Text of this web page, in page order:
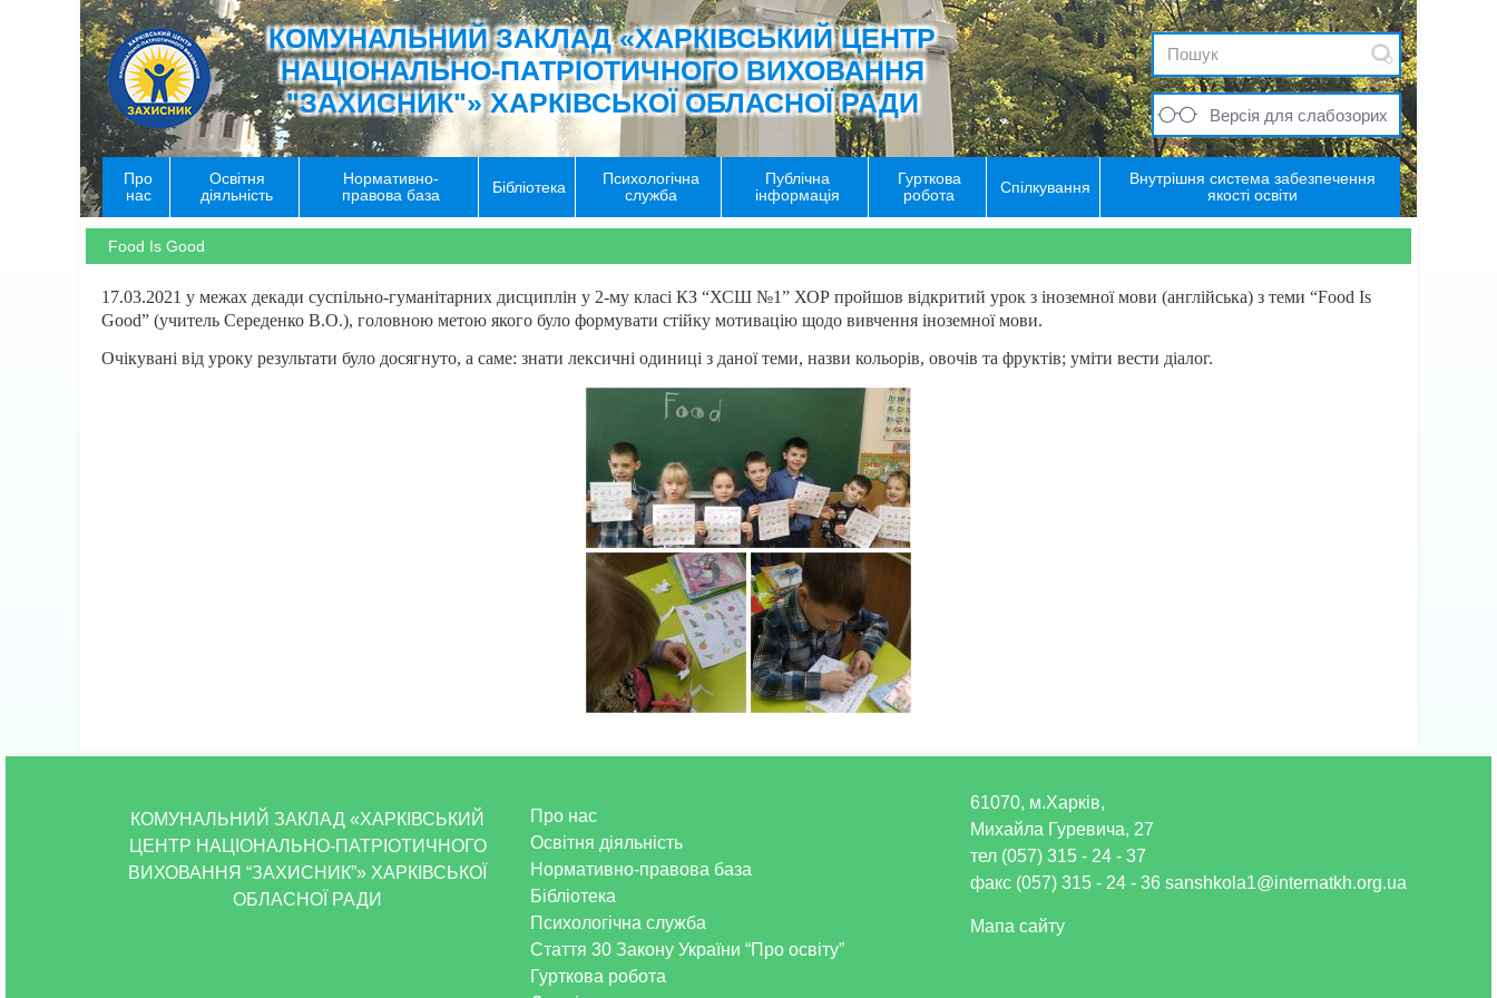
КОМУНАЛЬНИЙ ЗАКЛАД «ХАРКІВСЬКИЙ ЦЕНТР
НАЦІОНАЛЬНО-ПАТРІОТИЧНОГО ВИХОВАННЯ
"ЗАХИСНИК"» ХАРКІВСЬКОЇ ОБЛАСНОЇ РАДИ
Версія для слабозорих
Про
нас
Освітня
діяльність
Нормативно-
правова база
Бібліотека
Психологічна
служба
Публічна
інформація
Гурткова
робота
Спілкування
Внутрішня система забезпечення
якості освіти
Food Is Good
17.03.2021 у межах декади суспільно-гуманітарних дисциплін у 2-му класі КЗ “ХСШ №1” ХОР пройшов відкритий урок з іноземної мови (англійська) з теми “Food Is
Good” (учитель Середенко В.О.), головною метою якого було формувати стійку мотивацію щодо вивчення іноземної мови.
Очікувані від уроку результати було досягнуто, а саме: знати лексичні одиниці з даної теми, назви кольорів, овочів та фруктів; уміти вести діалог.
КОМУНАЛЬНИЙ ЗАКЛАД «ХАРКІВСЬКИЙ
ЦЕНТР НАЦІОНАЛЬНО-ПАТРІОТИЧНОГО
ВИХОВАННЯ “ЗАХИСНИК”» ХАРКІВСЬКОЇ
ОБЛАСНОЇ РАДИ
Про нас
Освітня діяльність
Нормативно-правова база
Бібліотека
Психологічна служба
Стаття 30 Закону України “Про освіту”
Гурткова робота
61070, м.Харків,
Михайла Гуревича, 27
тел (057) 315 - 24 - 37
факс (057) 315 - 24 - 36 sanshkola1@internatkh.org.ua
Мапа сайту